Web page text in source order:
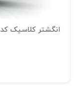
انگشتر کلاسیک کد 01